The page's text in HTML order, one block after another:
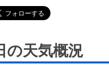
の天気概況